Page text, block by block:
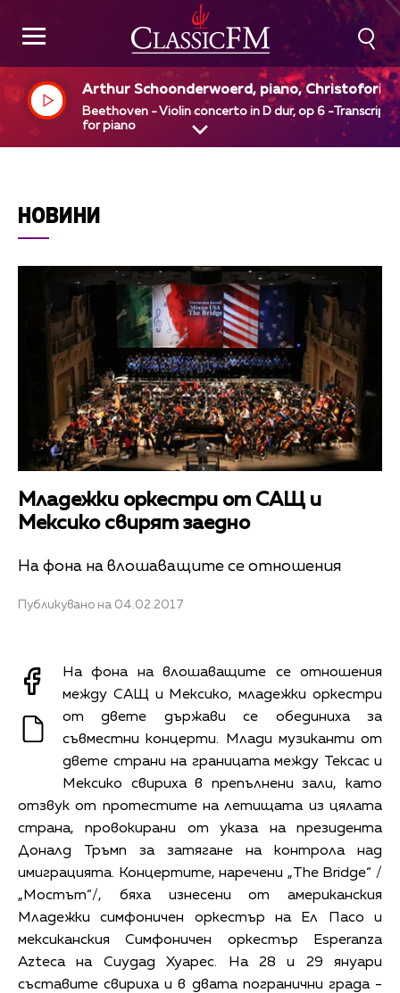
Arthur Schoonderwoerd, piano, Christofori -
rchestre sur instruments anciens
Beethoven - Violin concerto in D dur, op 6 -
for piano
НОВИНИ
Младежки оркестри от САЩ и
Мексико свирят заедно
На фона на влошаващите се отношения
Публикувано на 04.02.2017
На фона на влошаващите се отношения
между САЩ и Мексико, младежки оркестри
от двете държави се обединиха за
съвместни концерти. Млади музиканти от
двете страни на границата между Тексас и
Мексико свириха в препълнени зали, като
отзвук от протестите на летищата из цялата
страна, провокирани от указа на президента
Доналд Тръмп за затягане на контрола над
имиграцията. Концертите, наречени „The Bridge“ /
„Мостът“/, бяха изнесени от американския
Младежки симфоничен оркестър на Ел Пасо и
мексиканския Симфоничен оркестър Esperanza
Azteca на Сиудад Хуарес. На 28 и 29 януари
съставите свириха и в двата погранични града -